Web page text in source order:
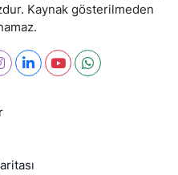
Kaynak gösterilmeden